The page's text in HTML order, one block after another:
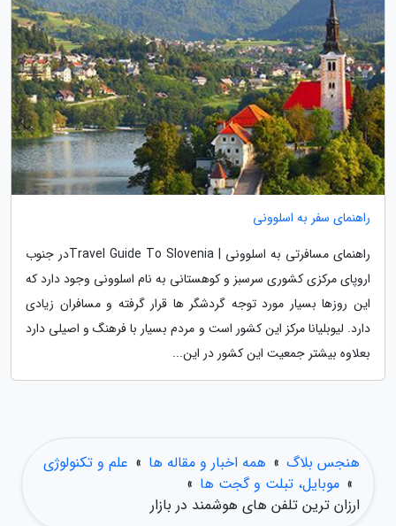
راهنمای سفر به اسلوونی
راهنمای مسافرتی به اسلوونی | Travel Guide To Sloveniaدر جنوب
اروپای مرکزی کشوری سرسبز و کوهستانی به نام اسلوونی وجود دارد که
این روزها بسیار مورد توجه گردشگر ها قرار گرفته و مسافران زیادی
دارد. لیوبلیانا مرکز این کشور است و مردم بسیار با فرهنگ و اصیلی دارد
بعلاوه بیشتر جمعیت این کشور در این...
هنجس بلاگ » همه اخبار و مقاله ها » علم و تکنولوژی
» موبایل، تبلت و گجت ها »
ارزان ترین تلفن های هوشمند در بازار